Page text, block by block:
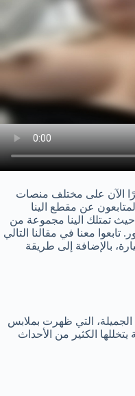
الآن على مختلف منصات
عن مقطع الينا
حيث تمتلك الينا مجموعة من
تابعوا معنا في مقالنا التالي
بالإضافة إلى طريقة
الجميلة، التي ظهرت بملابس
الكثير من الأحداث